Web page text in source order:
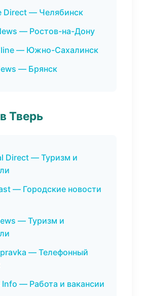
Direct — Челябинск
— Ростов-на-Дону
— Южно-Сахалинск
— Брянск
Тверь
Direct — Туризм и
— Городские новости
— Туризм и
— Телефонный
— Работа и вакансии